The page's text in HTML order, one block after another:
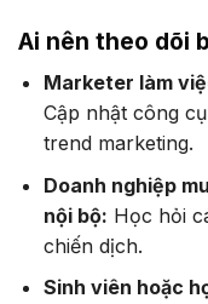
Ai nên theo dõi
Marketer làm
Cập nhật công
trend marketing.
Doanh nghiệp
nội bộ: Học hỏi
chiến dịch.
Sinh viên hoặc